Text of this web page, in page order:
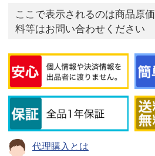
ここで表示されるのは商品原
料等はお問い合わせください
代理購入とは